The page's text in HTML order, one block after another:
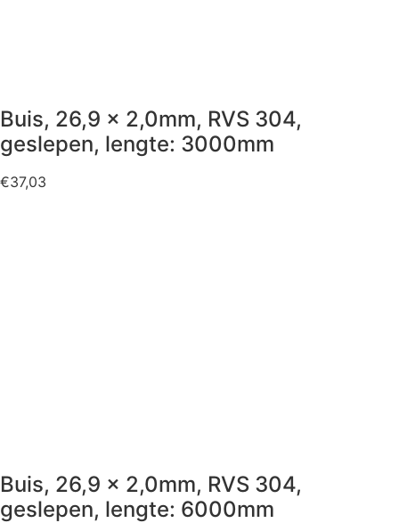
Buis, 26,9 x 2,0mm, RVS 304,
geslepen, lengte: 3000mm
€37,03
Buis, 26,9 x 2,0mm, RVS 304,
geslepen, lengte: 6000mm